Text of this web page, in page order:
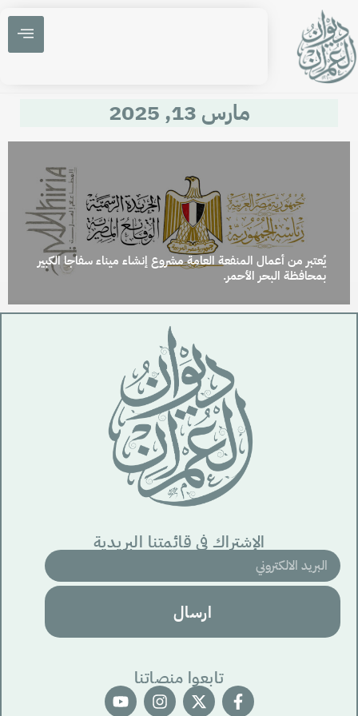
مارس 13, 2025
يُعتبر من أعمال المنفعة العامة مشروع إنشاء ميناء سفاجا الكبير
بمحافظة البحر الأحمر.
الإشتراك في قائمتنا البريدية
ارسال
تابعوا منصاتنا